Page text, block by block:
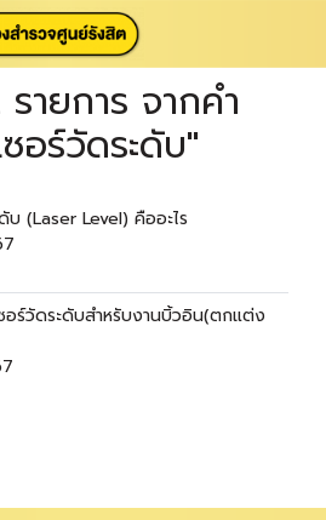
ายการ จากคำ
ซอร์วัดระดับ"
บ (Laser Level) คืออะไร
ซอร์วัดระดับสำหรับงานบิ้วอิน(ตกแต่ง